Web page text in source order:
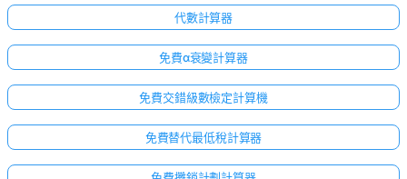
代數計算器
免費α衰變計算器
免費交錯級數檢定計算機
免費替代最低稅計算器